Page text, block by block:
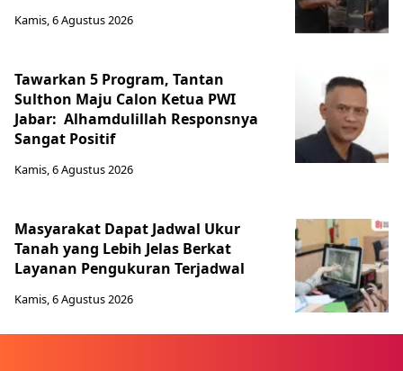
Kamis, 6 Agustus 2026
Tawarkan 5 Program, Tantan
Sulthon Maju Calon Ketua PWI
Jabar: Alhamdulillah Responsnya
Sangat Positif
Kamis, 6 Agustus 2026
Masyarakat Dapat Jadwal Ukur
Tanah yang Lebih Jelas Berkat
Layanan Pengukuran Terjadwal
Kamis, 6 Agustus 2026